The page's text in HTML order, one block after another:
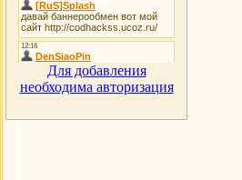
Для добавления
необходима авторизация